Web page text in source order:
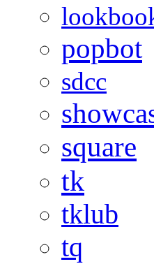
popbot
sdcc
square
tk
tklub
tq